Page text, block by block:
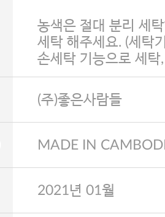
농색은 절대 분리 세
세탁 해주세요. (세탁
손세탁 기능으로 세탁
(주)좋은사람들
MADE IN
2021년 01월